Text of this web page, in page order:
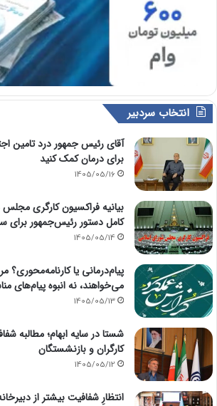
انتخاب سردبیر
آقای رئیس جمهور درد تامین
برای درمان کمک کنید
1405/05/16
بیانیه فراکسیون کارگری
کامل دستور رئیس‌جمهور برای
1405/05/14
پیام‌درمانی یا کارنامه‌محوری؟
می‌خواهند، نه انبوه پیام‌های
1405/05/13
شستا در سایه ابهام؛ مطالبه
کارگران و بازنشستگان
1405/05/12
انتظارِ شفافیت بیشتر از